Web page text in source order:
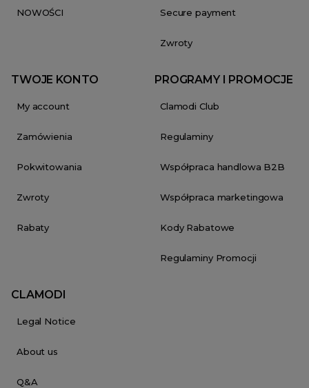
NOWOŚCI Secure payment
Zwroty
TWOJE KONTO
My account
Zamówienia
Pokwitowania
Zwroty
Rabaty
PROGRAMY I PROMOCJE
Clamodi Club
Regulaminy
Współpraca handlowa B2B
Współpraca marketingowa
Kody Rabatowe
Regulaminy Promocji
CLAMODI
Legal Notice
About us
Q&A